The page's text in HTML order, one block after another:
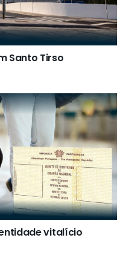
Santo Tirso
vitalício